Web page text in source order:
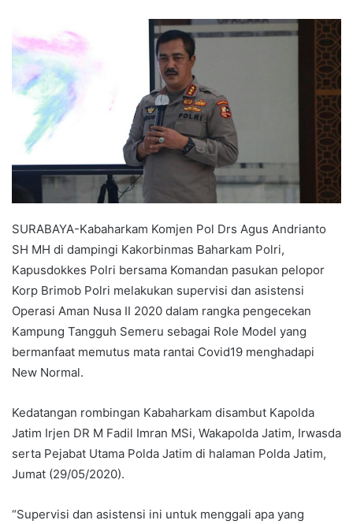
SURABAYA-Kabaharkam Komjen Pol Drs Agus Andrianto
SH MH di dampingi Kakorbinmas Baharkam Polri,
Kapusdokkes Polri bersama Komandan pasukan pelopor
Korp Brimob Polri melakukan supervisi dan asistensi
Operasi Aman Nusa II 2020 dalam rangka pengecekan
Kampung Tangguh Semeru sebagai Role Model yang
bermanfaat memutus mata rantai Covid19 menghadapi
New Normal.
Kedatangan rombingan Kabaharkam disambut Kapolda
Jatim Irjen DR M Fadil Imran MSi, Wakapolda Jatim, Irwasda
serta Pejabat Utama Polda Jatim di halaman Polda Jatim,
Jumat (29/05/2020).
“Supervisi dan asistensi ini untuk menggali apa yang